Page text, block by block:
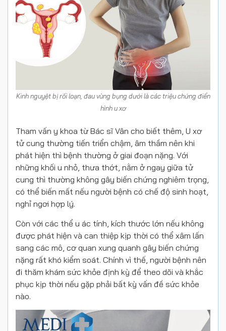
Kinh nguyệt bị rối loạn, đau vùng bụng dưới là các triệu chứng điển
hình u xơ
Tham vấn y khoa từ Bác sĩ Vân cho biết thêm, U xơ
tử cung thường tiến triển chậm, âm thầm nên khi
phát hiện thì bệnh thường ở giai đoạn nặng. Với
những khối u nhỏ, thưa thớt, nằm ở ngay giữa tử
cung thì thường không gây biến chứng nghiêm trọng,
có thể biến mất nếu người bệnh có chế độ sinh hoạt,
nghỉ ngơi hợp lý.
Còn với các thể u ác tính, kích thước lớn nếu không
được phát hiện và can thiệp kịp thời có thể xâm lấn
sang các mô, cơ quan xung quanh gây biến chứng
nặng rất khó kiểm soát. Chính vì thế, người bệnh nên
đi thăm khám sức khỏe định kỳ để theo dõi và khắc
phục kịp thời nếu gặp phải bất kỳ vấn đề sức khỏe
nào.